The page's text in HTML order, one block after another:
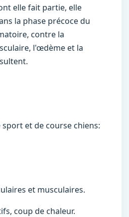
elle fait partie, elle
la phase précoce du
contre la
l'œdème et la
sport et de course chiens:
et musculaires.
coup de chaleur.